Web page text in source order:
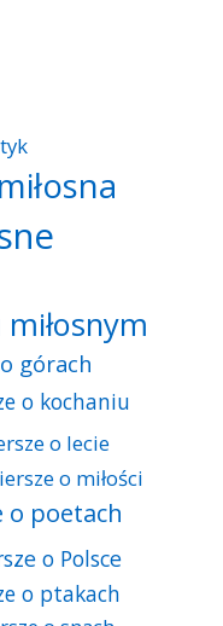
górach
o kochaniu
o lecie
o miłości
o poetach
o Polsce
o ptakach